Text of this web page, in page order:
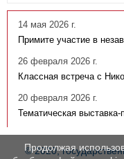
14 мая 2026 г.
Примите участие в
26 февраля 2026 г.
Классная встреча с
20 февраля 2026 г.
Тематическая
© 2020,
Продолжая